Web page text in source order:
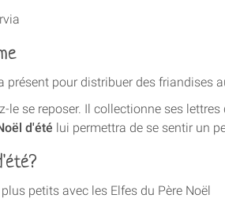
présent pour distribuer des friandises
le se reposer. Il collectionne ses
d'été lui permettra de se sentir un
petits avec les Elfes du Père Noël